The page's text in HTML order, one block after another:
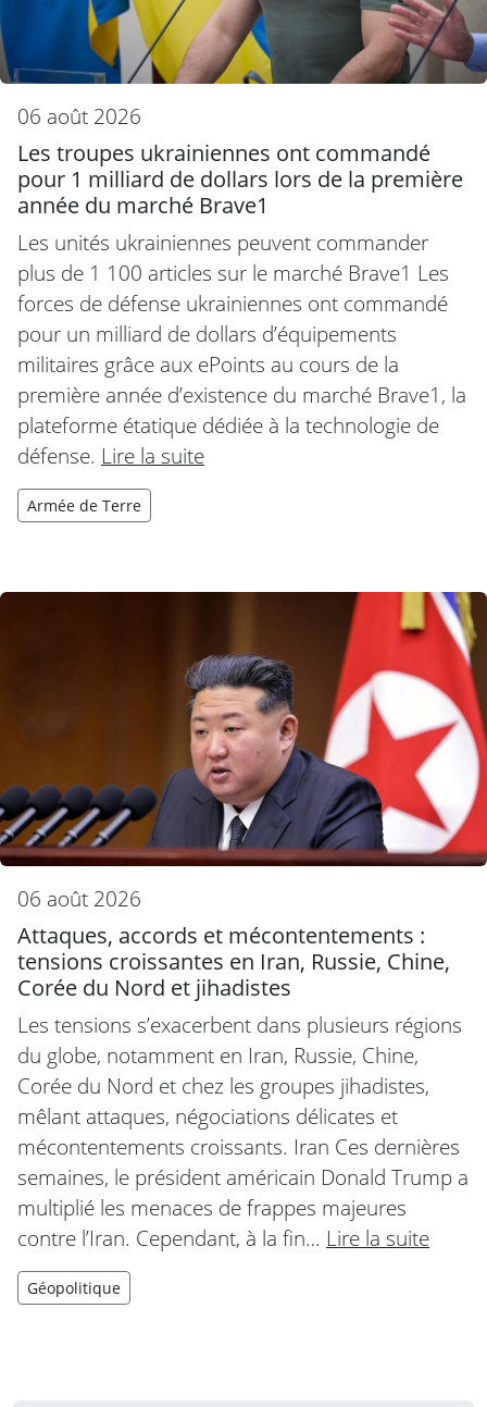
06 août 2026
Les troupes ukrainiennes ont commandé
pour 1 milliard de dollars lors de la première
année du marché Brave1
Les unités ukrainiennes peuvent commander
plus de 1 100 articles sur le marché Brave1 Les
forces de défense ukrainiennes ont commandé
pour un milliard de dollars d’équipements
militaires grâce aux ePoints au cours de la
première année d’existence du marché Brave1, la
plateforme étatique dédiée à la technologie de
défense. Lire la suite
Armée de Terre
06 août 2026
Attaques, accords et mécontentements :
tensions croissantes en Iran, Russie, Chine,
Corée du Nord et jihadistes
Les tensions s’exacerbent dans plusieurs régions
du globe, notamment en Iran, Russie, Chine,
Corée du Nord et chez les groupes jihadistes,
mêlant attaques, négociations délicates et
mécontentements croissants. Iran Ces dernières
semaines, le président américain Donald Trump a
multiplié les menaces de frappes majeures
contre l’Iran. Cependant, à la fin… Lire la suite
Géopolitique